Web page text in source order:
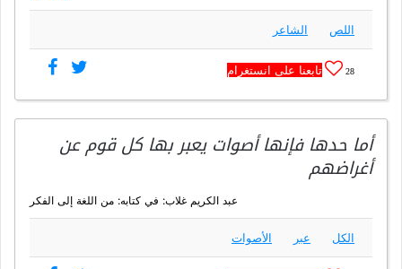
اللص الشاعر
28 تابعنا على انستغرام
أما حدها فإنها أصوات يعبر بها كل قوم عن
أغراضهم
عبد الكريم غلاب: في كتابه: من اللغة إلى الفكر
الكل عبر الأصوات